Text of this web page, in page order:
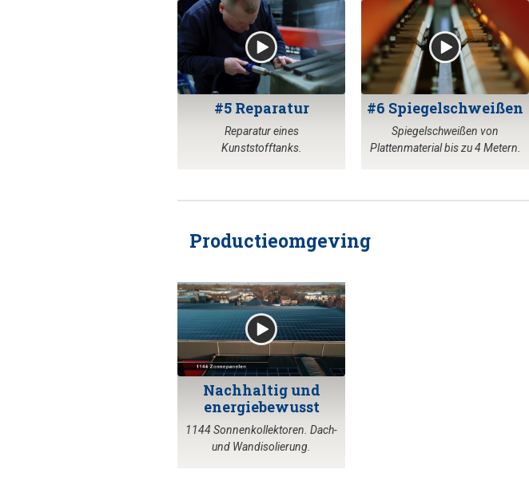
#5 Reparatur
Reparatur eines
Kunststofftanks.
#6 Spiegelschweißen
Spiegelschweißen von
Plattenmaterial bis zu 4 Metern.
Productieomgeving
Nachhaltig und
energiebewusst
1144 Sonnenkollektoren. Dach-
und Wandisolierung.